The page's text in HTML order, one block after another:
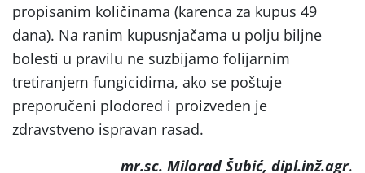
propisanim količinama (karenca za kupus 49
dana). Na ranim kupusnjačama u polju biljne
bolesti u pravilu ne suzbijamo folijarnim
tretiranjem fungicidima, ako se poštuje
preporučeni plodored i proizveden je
zdravstveno ispravan rasad.
mr.sc. Milorad Šubić, dipl.inž.agr.